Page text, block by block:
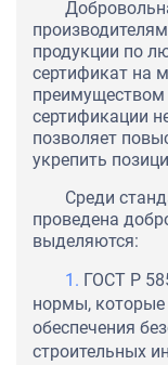
продукции по
сертификат на
преимуществом
сертификации
позволяет
укрепить
Среди
проведена
выделяются:
ГОСТ Р
нормы,
обеспечения
строительных